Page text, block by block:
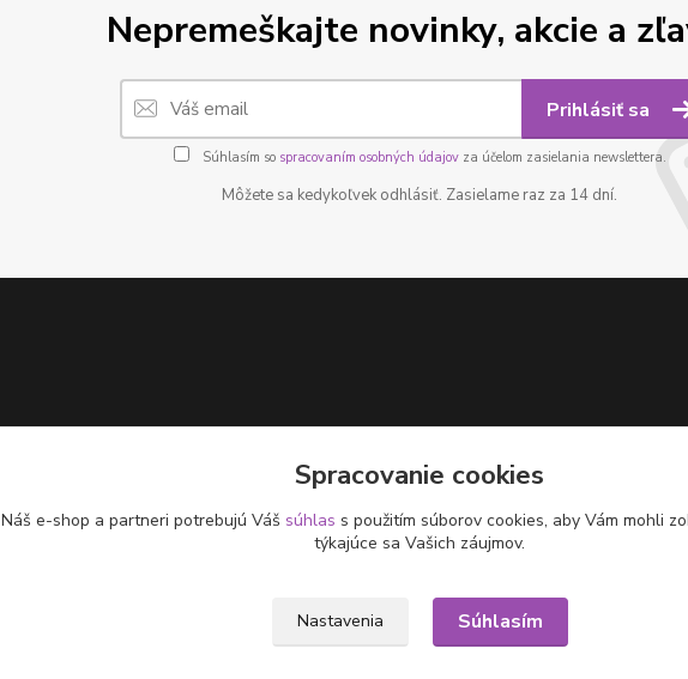
Nepremeškajte novinky, akcie a
Prihlásiť sa
Súhlasím so spracovaním osobných údajovza účelom zasielania newslettera.
Môžete sa kedykoľvek odhlásiť. Zasielame raz za 14 dní.
Spracovanie cookies
Náš e-shop a partneri potrebujú Váš súhlas s použitím súborov cookies, aby Vám mohli
týkajúce sa Vašich záujmov.
Nastavenia Súhlasím